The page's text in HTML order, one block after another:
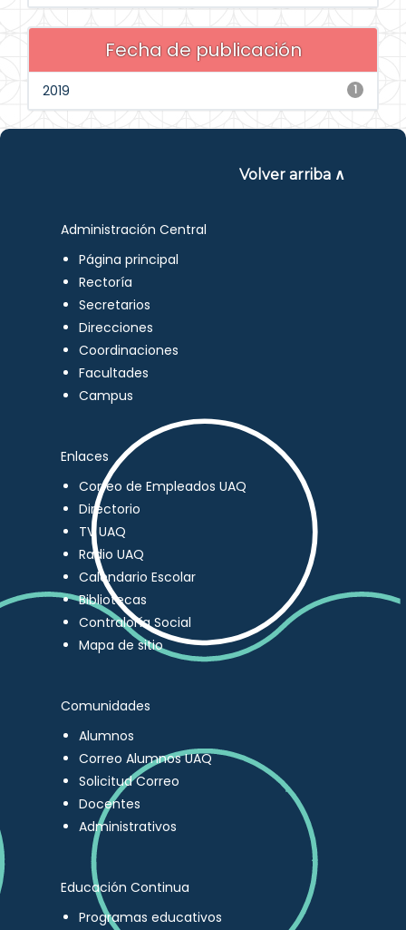
Fecha de publicación
1
2019
Volver arriba ∧
Administración Central
Página principal
Rectoría
Secretarios
Direcciones
Coordinaciones
Facultades
Campus
Enlaces
Correo de Empleados UAQ
Directorio
TV UAQ
Radio UAQ
Calendario Escolar
Bibliotecas
Contraloría Social
Mapa de sitio
Comunidades
Alumnos
Correo Alumnos UAQ
Solicitud Correo
Docentes
Administrativos
Educación Continua
Programas educativos